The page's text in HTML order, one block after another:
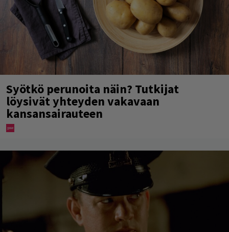
Syötkö perunoita näin? Tutkijat
löysivät yhteyden vakavaan
kansansairauteen